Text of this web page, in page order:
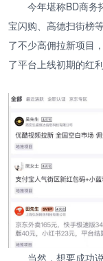
今年堪称BD商务
宝闪购、高德扫街榜
了不少高佣拉新项目
了平台上线初期的红
当然，想要成功